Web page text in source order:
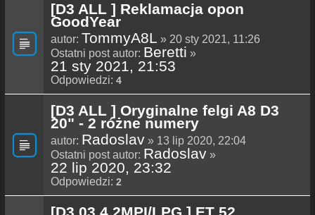
[D3 ALL ] Reklamacja opon
GoodYear
autor: TommyA8L » 20 sty 2021, 11:26
Ostatni post autor: Beretti »
21 sty 2021, 21:53
Odpowiedzi: 4
[D3 ALL ] Oryginalne felgi A8 D3
20" - 2 różne numery
autor: Radoslav » 13 lip 2020, 22:04
Ostatni post autor: Radoslav »
22 lip 2020, 23:32
Odpowiedzi: 2